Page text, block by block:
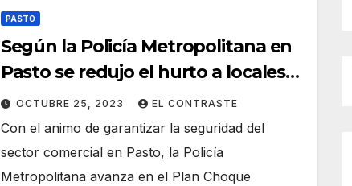
PASTO
Según la Policía Metropolitana en
Pasto se redujo el hurto a locales
comerciales
OCTUBRE 25, 2023 EL CONTRASTE
Con el animo de garantizar la seguridad del
sector comercial en Pasto, la Policía
Metropolitana avanza en el Plan Choque